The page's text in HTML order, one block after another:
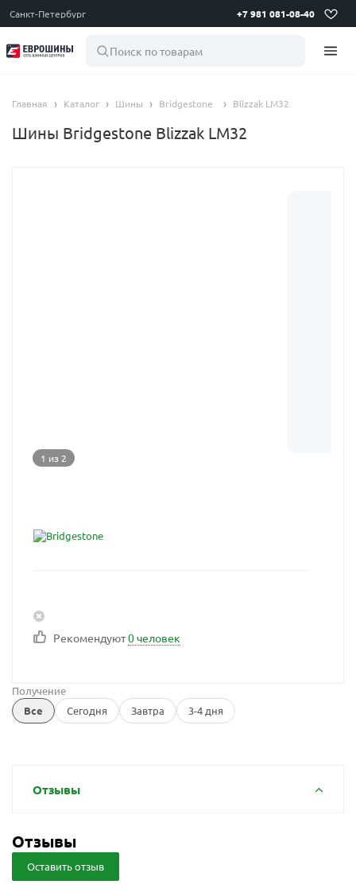
Санкт-Петербург +7 981 081-08-40
Поиск по товарам
Главная Каталог Шины Bridgestone Blizzak LM32
Шины Bridgestone Blizzak LM32
1 из 2
Рекомендуют0 человек
Получение
Все
Сегодня Завтра 3-4 дня
Отзывы
Отзывы
Оставить отзыв